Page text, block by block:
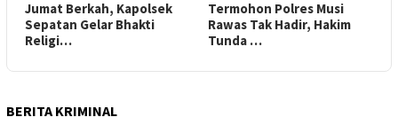
Jumat Berkah, Kapolsek
Sepatan Gelar Bhakti
Religi…
Termohon Polres Musi
Rawas Tak Hadir, Hakim
Tunda …
BERITA KRIMINAL